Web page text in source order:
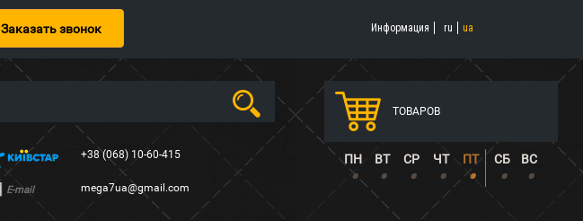
Заказать звонок Информация ru ua
+38 (068) 10-60-415
E-mail mega7ua@gmail.com
ТОВАРОВ
ПН ВТ СР ЧТ ПТ СБ ВС
• • • • • • •